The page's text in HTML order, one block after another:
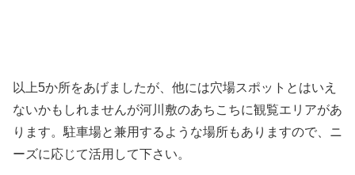
以上5か所をあげましたが、他には穴場スポットとはいえ
ないかもしれませんが河川敷のあちこちに観覧エリアがあ
ります。駐車場と兼用するような場所もありますので、ニ
ーズに応じて活用して下さい。